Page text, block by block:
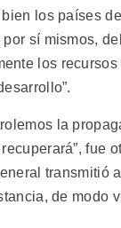
bien los países
sí mismos,
los
la
fue
transmitió
de modo